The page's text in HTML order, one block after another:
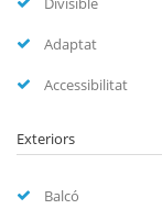
Adaptat
Accessibilitat
Exteriors
Balcó